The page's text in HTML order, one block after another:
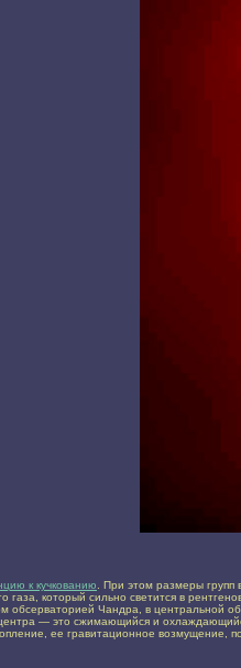
к кучкованию . При этом размеры
который сильно светится в
Чандра, в центральной
— это сжимающийся и
ее гравитационное